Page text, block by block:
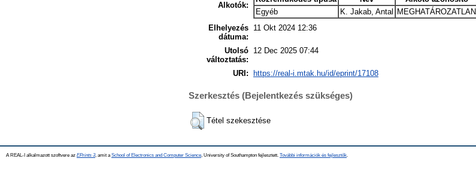
Alkotók:
Egyéb
K. Jakab, Antal
MEGHATÁROZATLAN
Elhelyezés
dátuma:
11 Okt 2024 12:36
Utolsó
változtatás:
12 Dec 2025 07:44
URI: https://real-i.mtak.hu/id/eprint/17108
Szerkesztés (Bejelentkezés szükséges)
Tétel szekesztése
A REAL-I alkalmazott szoftvere az EPrints 3, amit a School of Electronics and Computer Science , University of Southampton fejlesztett. További információk és fejlesztők